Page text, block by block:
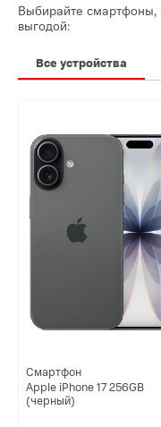
Выбирайте смартфоны,
выгодой:
Все устройства
Смартфон
Apple iPhone 17 256GB
(черный)